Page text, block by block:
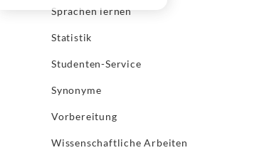
Sprachen lernen
Statistik
Studenten-Service
Synonyme
Vorbereitung
Wissenschaftliche Arbeiten